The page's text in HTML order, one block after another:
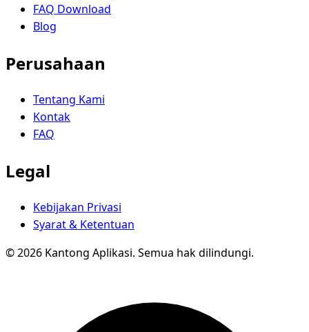
FAQ Download
Blog
Perusahaan
Tentang Kami
Kontak
FAQ
Legal
Kebijakan Privasi
Syarat & Ketentuan
© 2026 Kantong Aplikasi. Semua hak dilindungi.